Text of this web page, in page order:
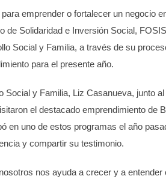
emprender o fortalecer un negocio
de Solidaridad e Inversión Social,
Social y Familia, a través de su
para el presente año.
Social y Familia, Liz Casanueva, junto
el destacado emprendimiento de
en uno de estos programas el año
y compartir su testimonio.
nos ayuda a crecer y a entender